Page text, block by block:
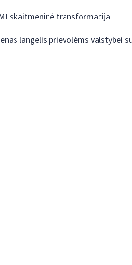
skaitmeninė transformacija
langelis prievolėms valstybei